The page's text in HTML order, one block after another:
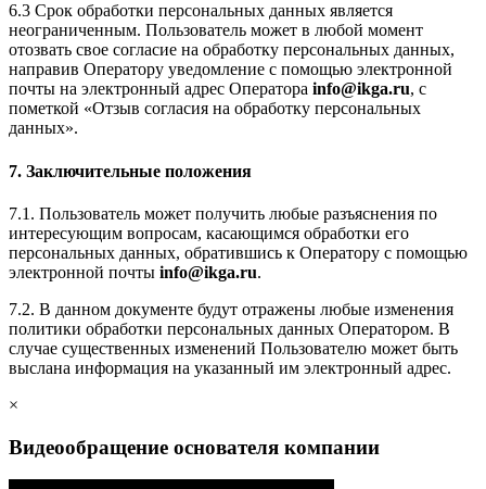
6.3 Срок обработки персональных данных является
неограниченным. Пользователь может в любой момент
отозвать свое согласие на обработку персональных данных,
направив Оператору уведомление с помощью электронной
почты на электронный адрес Оператора info@ikga.ru, с
пометкой «Отзыв согласия на обработку персональных
данных».
7. Заключительные положения
7.1. Пользователь может получить любые разъяснения по
интересующим вопросам, касающимся обработки его
персональных данных, обратившись к Оператору с помощью
электронной почты info@ikga.ru.
7.2. В данном документе будут отражены любые изменения
политики обработки персональных данных Оператором. В
случае существенных изменений Пользователю может быть
выслана информация на указанный им электронный адрес.
×
Видеообращение основателя компании